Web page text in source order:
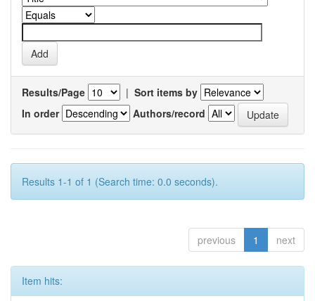
Results/Page | Sort items by
In order
Authors/record
Results 1-1 of 1 (Search time: 0.0 seconds).
previous 1 next
Item hits: